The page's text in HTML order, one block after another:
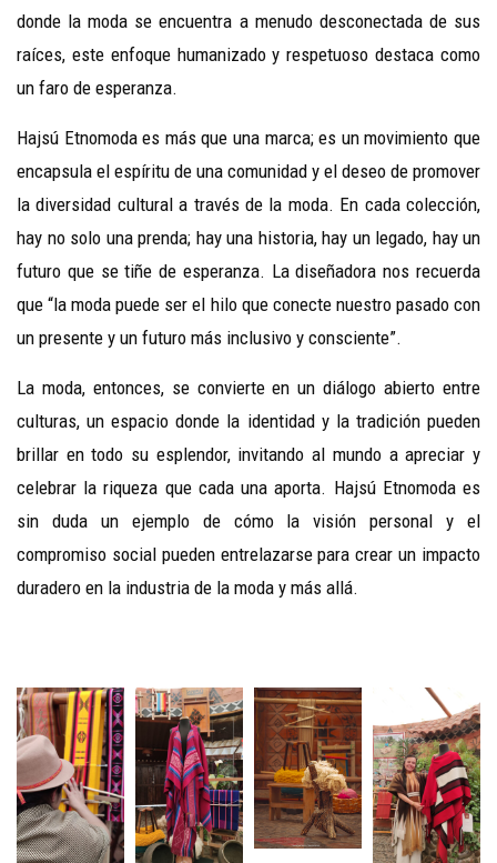
donde la moda se encuentra a menudo desconectada de sus
raíces, este enfoque humanizado y respetuoso destaca como
un faro de esperanza.
Hajsú Etnomoda es más que una marca; es un movimiento que
encapsula el espíritu de una comunidad y el deseo de promover
la diversidad cultural a través de la moda. En cada colección,
hay no solo una prenda; hay una historia, hay un legado, hay un
futuro que se tiñe de esperanza. La diseñadora nos recuerda
que “la moda puede ser el hilo que conecte nuestro pasado con
un presente y un futuro más inclusivo y consciente”.
La moda, entonces, se convierte en un diálogo abierto entre
culturas, un espacio donde la identidad y la tradición pueden
brillar en todo su esplendor, invitando al mundo a apreciar y
celebrar la riqueza que cada una aporta. Hajsú Etnomoda es
sin duda un ejemplo de cómo la visión personal y el
compromiso social pueden entrelazarse para crear un impacto
duradero en la industria de la moda y más allá.